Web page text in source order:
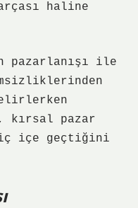
haline
pazarlanışı ile
kırsal pazar
içe geçtiğini